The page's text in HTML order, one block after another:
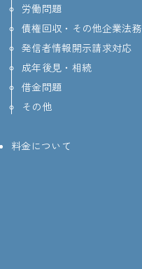
労働問題
債権回収・その他企業法務
発信者情報開示請求対応
成年後見・相続
借金問題
その他
料金について